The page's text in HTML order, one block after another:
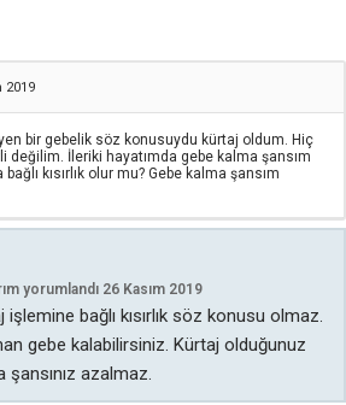
2019
bir gebelik söz konusuydu kürtaj oldum. Hiç
değilim. İleriki hayatımda gebe kalma şansım
bağlı kısırlık olur mu? Gebe kalma şansım
yorumlandı 26 Kasım 2019
bağlı kısırlık söz konusu olmaz.
gebe kalabilirsiniz. Kürtaj olduğunuz
şansınız azalmaz.